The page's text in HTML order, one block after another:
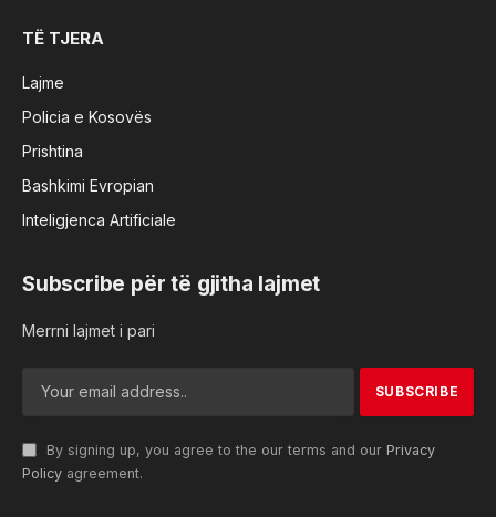
TË TJERA
Lajme
Policia e Kosovës
Prishtina
Bashkimi Evropian
Inteligjenca Artificiale
Subscribe për të gjitha lajmet
Merrni lajmet i pari
By signing up, you agree to the our terms and our Privacy
Policy agreement.